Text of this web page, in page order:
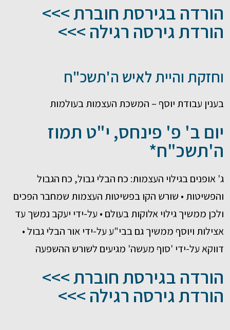
הורדה בגירסת חוברת >>>
הורדת גירסה רגילה >>>
וחזקת והיית לאיש ה'תשכ"ח
בענין עבודת יוסף – המשכת העצמות בעולמות
יום ב' פ' פינחס, י"ט תמוז
ה'תשכ"ח*
ג' אופנים בגילוי העצמות: כח הבלי גבול, כח הגבול
והפשיטות • שורש הקו בפשיטות העצמות שמחבר הפכים
ולכן ממשיך גילוי אלוקות בעולם • על-ידי יעקב נמשך עד
אצילות ויוסף ממשיך גם בבי"ע על-ידי אור הבלי גבול •
דווקא על-ידי 'סוף מעשה' מגיעים לשורש ההשפעה
הורדה בגירסת חוברת >>>
הורדת גירסה רגילה >>>